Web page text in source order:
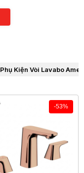
Phụ Kiện Vòi Lavabo
-53%